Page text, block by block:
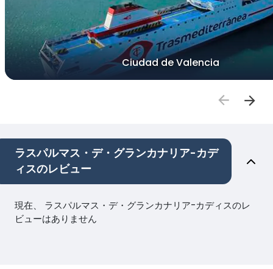
Ciudad de Valencia
ラスパルマス・デ・グランカナリア-カデ
ィスのレビュー
現在、 ラスパルマス・デ・グランカナリア-カディスのレ
ビューはありません